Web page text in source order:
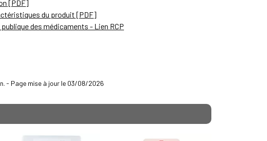
[PDF]
du produit [PDF]
des médicaments - Lien RCP
- Page mise à jour le 03/08/2026